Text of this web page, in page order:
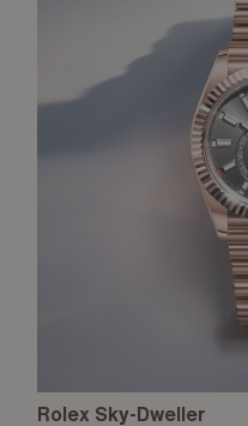
Rolex Sky-Dweller